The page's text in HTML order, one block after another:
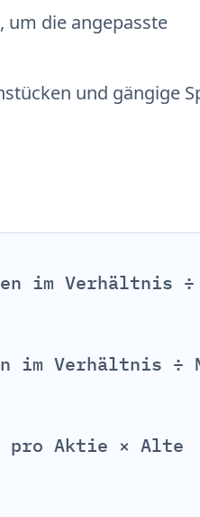
um die angepasste
und gängige
im Verhältnis ÷
im Verhältnis ÷
pro Aktie × Alte